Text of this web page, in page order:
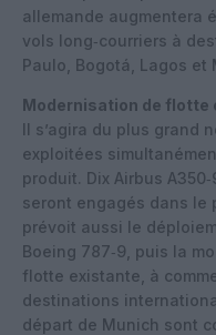
allemande augmentera
vols long‑courriers à
Paulo, Bogotá, Lagos et
Modernisation de flotte
Il s’agira du plus grand
exploitées
produit. Dix Airbus
seront engagés dans le
prévoit aussi le
Boeing 787‑9, puis la
flotte existante, à
destinations
départ de Munich sont